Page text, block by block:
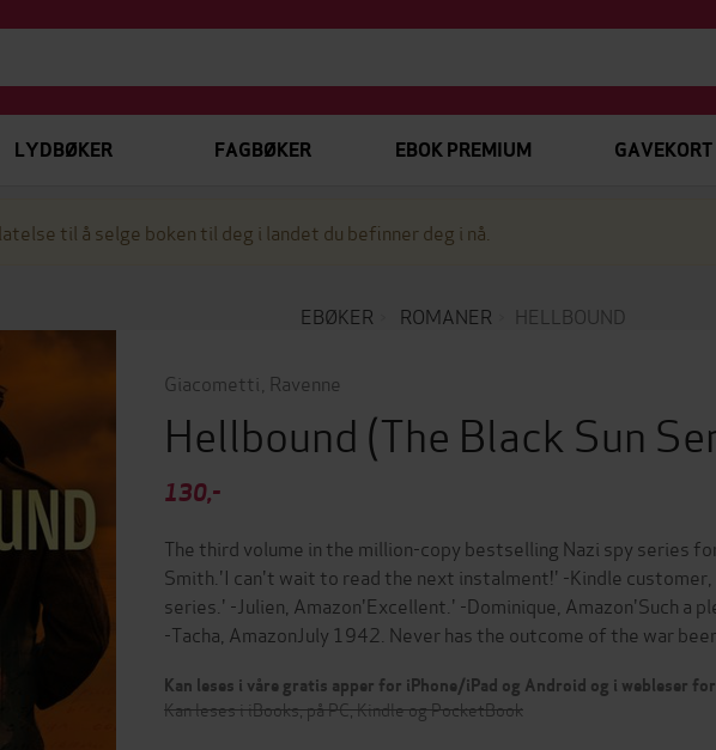
LYDBØKER FAGBØKER EBOK PREMIUM GAVEKORT
til å selge boken til deg i landet du befinner deg i nå.
EBØKER ROMANER HELLBOUND
Giacometti Ravenne
Hellbound (The Black Sun
130,-
The third volume in the million-copy bestselling Nazi spy series
Smith.'I can't wait to read the next instalment!' -Kindle
series.' -Julien, Amazon'Excellent.' -Dominique, Amazon'Such a
-Tacha, AmazonJuly 1942. Never has the outcome of the war
Kan leses i våre gratis apper for iPhone/iPad og Android og i webleser
Kan leses i iBooks, på PC, Kindle og PocketBook